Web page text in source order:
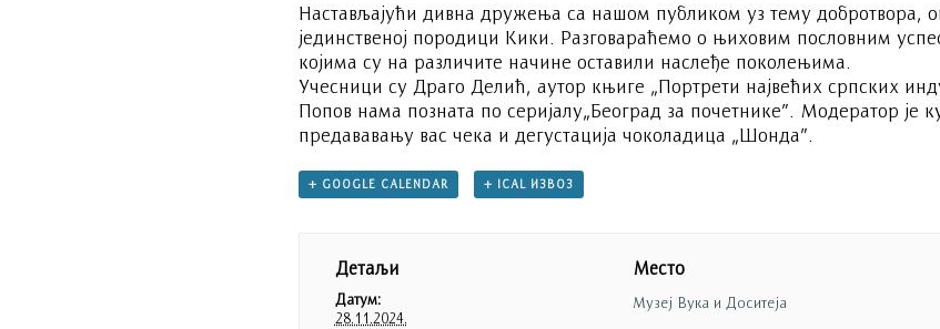
Настављајући дивна дружења са нашом публиком уз тему добротвора,
јединственој породици Кики. Разговараћемо о њиховим пословним
којима су на различите начине оставили наслеђе поколењима.
Учесници су Драго Делић, аутор књиге „Портрети највећих српских
Попов нама позната по серијалу„Београд за почетнике”. Модератор је
предававању вас чека и дегустација чоколадица „Шонда”.
+ GOOGLE CALENDAR + ICAL ИЗВОЗ
Детаљи
Датум:
28.11.2024.
Место
Музеј Вука и Доситеја